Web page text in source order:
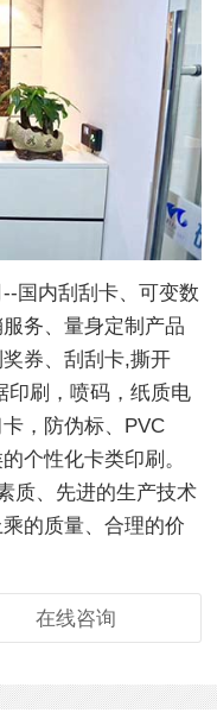
内刮刮卡、可变数
务、量身定制产品
券、刮刮卡,撕开
印刷，喷码，纸质电
，防伪标、PVC
个性化卡类印刷。
质、先进的生产技术
的质量、合理的价
在线咨询